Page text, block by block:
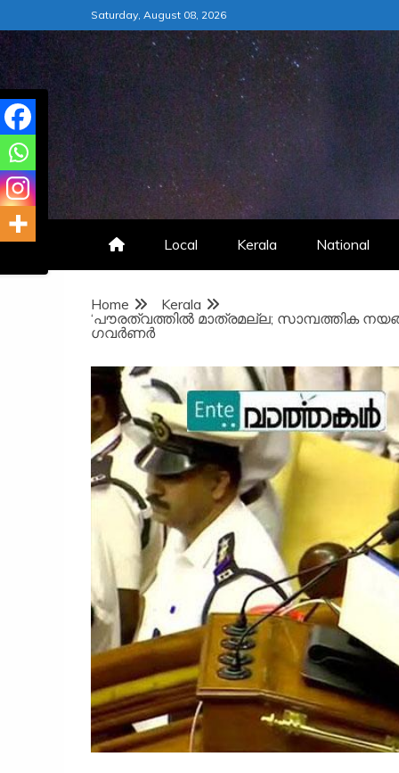
to
content
Saturday, August 08, 2026
Local Kerala National
Home
Kerala
‘പൗരത്വത്തില്‍ മാത്രമല്ല; സാമ്പത്തിക
ഗവര്‍ണര്‍